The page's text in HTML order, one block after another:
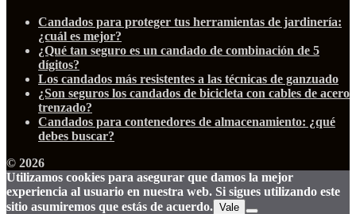
Candados para proteger tus herramientas de jardinería:
¿cuál es mejor?
¿Qué tan seguro es un candado de combinación de 5
dígitos?
Los candados más resistentes a las técnicas de ganzuado
¿Son seguros los candados de bicicleta con cables de acero
trenzado?
Candados para contenedores de almacenamiento: ¿qué
debes buscar?
© 2026
Utilizamos cookies para asegurar que damos la mejor
experiencia al usuario en nuestra web. Si sigues utilizando este
sitio asumiremos que estás de acuerdo. Vale